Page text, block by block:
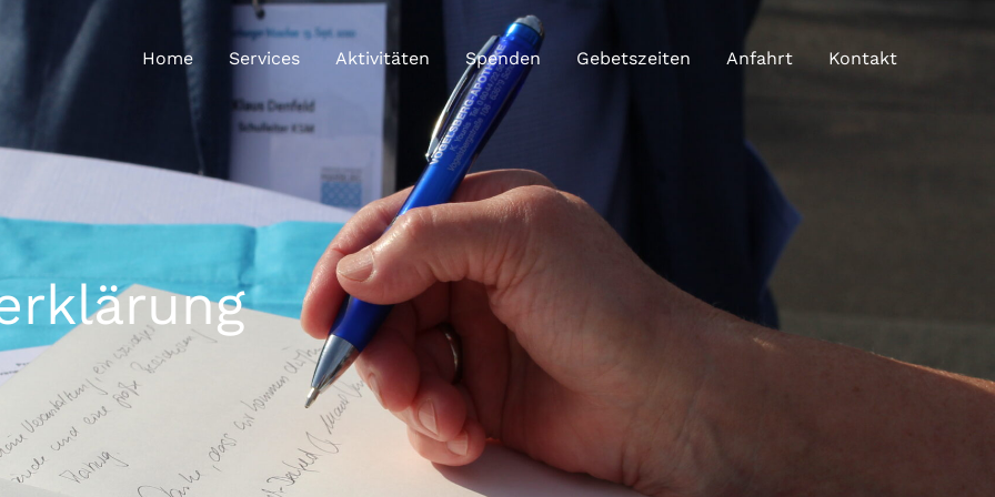
Home Services Aktivitäten Spenden Gebetszeiten Anfahrt Kontakt